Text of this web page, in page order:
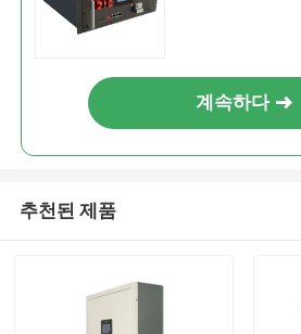
계속하다
추천된 제품